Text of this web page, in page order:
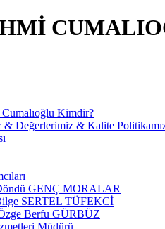
Kimdir?
Değerlerimiz & Kalite
GENÇ MORALAR
SERTEL TÜFEKCİ
Berfu GÜRBÜZ
Müdürü